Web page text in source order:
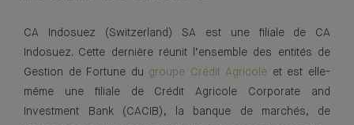
CA Indosuez (Switzerland) SA est une filiale de CA
Indosuez. Cette dernière réunit l’ensemble des entités de
Gestion de Fortune du groupe Crédit Agricole et est elle-
même une filiale de Crédit Agricole Corporate and
Investment Bank (CACIB), la banque de marchés, de